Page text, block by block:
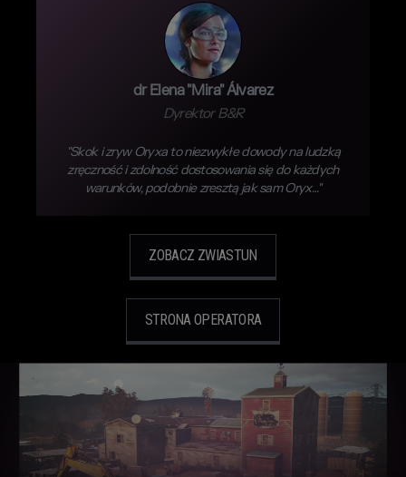
dr Elena "Mira" Álvarez
Dyrektor B&R
"Skok i zryw Oryxa to niezwykłe dowody na ludzką
zręczność i zdolność dostosowania się do każdych
warunków, podobnie zresztą jak sam Oryx…"
ZOBACZ ZWIASTUN
STRONA OPERATORA